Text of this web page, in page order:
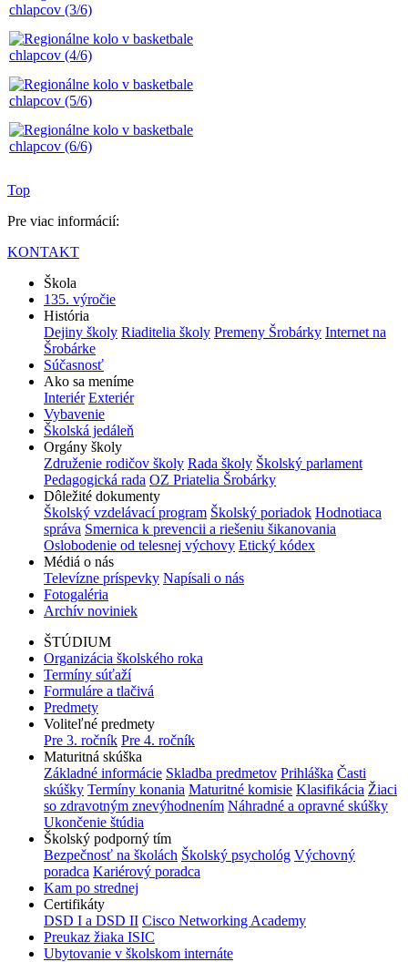
Top
Pre viac informácií:
KONTAKT
Škola
135. výročie
História
Dejiny školy Riaditelia školy Premeny Šrobárky Internet na
Šrobárke
Súčasnosť
Ako sa meníme
Interiér Exteriér
Vybavenie
Školská jedáleň
Orgány školy
Združenie rodičov školy Rada školy Školský parlament
Pedagogická rada OZ Priatelia Šrobárky
Dôležité dokumenty
Školský vzdelávací program Školský poriadok Hodnotiaca
správa Smernica k prevencii a riešeniu šikanovania
Oslobodenie od telesnej výchovy Etický kódex
Médiá o nás
Televízne príspevky Napísali o nás
Fotogaléria
Archív noviniek
ŠTÚDIUM
Organizácia školského roka
Termíny súťaží
Formuláre a tlačivá
Predmety
Voliteľné predmety
Pre 3. ročník Pre 4. ročník
Maturitná skúška
Základné informácie Skladba predmetov Prihláška Časti
skúšky Termíny konania Maturitné komisie Klasifikácia Žiaci
so zdravotným znevýhodnením Náhradné a opravné skúšky
Ukončenie štúdia
Školský podporný tím
Bezpečnosť na školách Školský psychológ Výchovný
poradca Kariérový poradca
Kam po strednej
Certifikáty
DSD I a DSD II Cisco Networking Academy
Preukaz žiaka ISIC
Ubytovanie v školskom internáte